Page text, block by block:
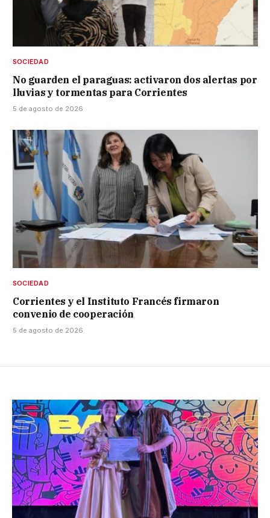
SOCIEDAD
No guarden el paraguas: activaron dos alertas por
lluvias y tormentas para Corrientes
5 de agosto de 2026
SOCIEDAD
Corrientes y el Instituto Francés firmaron
convenio de cooperación
5 de agosto de 2026